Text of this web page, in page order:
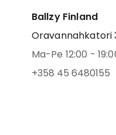
Ballzy Finland
Oravannahkatori
Ma-Pe 12:00 -
+358 45 6480155